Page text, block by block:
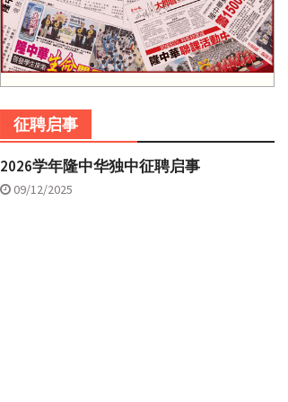
征聘启事
2026学年隆中华独中征聘启事
09/12/2025